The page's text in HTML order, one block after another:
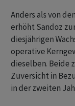
Anders als von
erhöht Sandoz
diesjährigen
operative
dieselben. Beide
Zuversicht in
in der zweiten